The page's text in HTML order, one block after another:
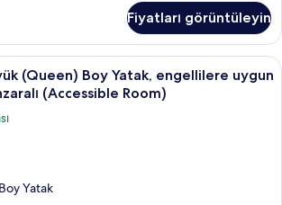
Fiyatları görüntüleyin
Kaliteli yatak takımı, odada kasa,
(Queen) Boy Yatak, engellilere uygun
(Accessible Room)
Yatak